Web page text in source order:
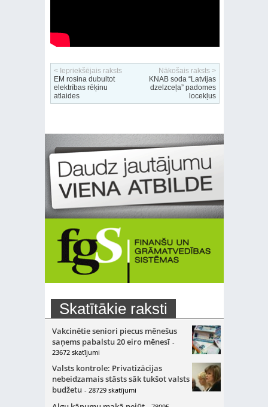
< Iepriekšējais raksts
EM rosina dubultot
elektrības rēķinu
atlaides
Nākošais raksts >
KNAB soda “Latvijas
dzelzceļa” padomes
locekļus
Skatītākie raksti
Vakcinētie seniori piecus mēnešus
saņems pabalstu 20 eiro mēnesī -
23672 skatījumi
Valsts kontrole: Privatizācijas
nebeidzamais stāsts sāk tukšot valsts
budžetu - 28729 skatījumi